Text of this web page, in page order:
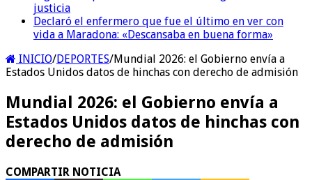
justicia
Declaró el enfermero que fue el último en ver con
vida a Maradona: «Descansaba en buena forma»
INICIO/DEPORTES/Mundial 2026: el Gobierno envía a
Estados Unidos datos de hinchas con derecho de admisión
Mundial 2026: el Gobierno envía a
Estados Unidos datos de hinchas con
derecho de admisión
COMPARTIR NOTICIA